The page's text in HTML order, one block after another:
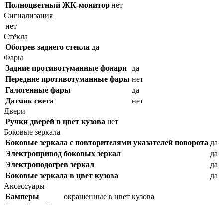
Полноцветный ЖК-монитор нет
Сигнализация
нет
Стёкла
Обогрев заднего стекла да
Фары
Задние противотуманные фонари
да
Передние противотуманные фары нет
Галогенные фары
да
Датчик света
нет
Двери
Ручки дверей в цвет кузова нет
Боковые зеркала
Боковые зеркала с повторителями указателей поворота да
Электропривод боковых зеркал
да
Электроподогрев зеркал
да
Боковые зеркала в цвет кузова
да
Аксессуары
Бамперы
окрашенные в цвет кузова